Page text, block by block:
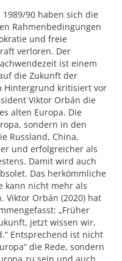
90 haben sich die
Rahmenbedingungen
und freie
verloren. Der
ist einem
die Zukunft der
Hintergrund kritisiert vor
Viktor Orbán die
alten Europa. Die
sondern in den
Russland, China,
und erfolgreicher als
Damit wird auch
Das herkömmliche
kann nicht mehr als
Orbán (2020) hat
„Früher
jetzt wissen wir,
Entsprechend ist nicht
die Rede, sondern